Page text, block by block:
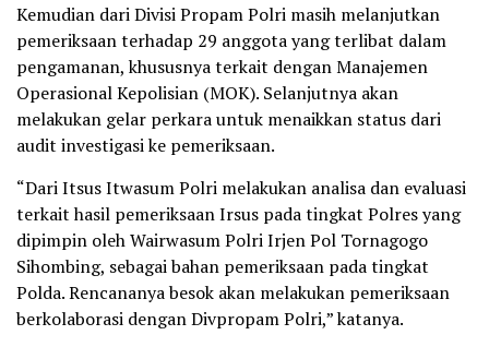
Kemudian dari Divisi Propam Polri masih melanjutkan
pemeriksaan terhadap 29 anggota yang terlibat dalam
pengamanan, khususnya terkait dengan Manajemen
Operasional Kepolisian (MOK). Selanjutnya akan
melakukan gelar perkara untuk menaikkan status dari
audit investigasi ke pemeriksaan.
“Dari Itsus Itwasum Polri melakukan analisa dan evaluasi
terkait hasil pemeriksaan Irsus pada tingkat Polres yang
dipimpin oleh Wairwasum Polri Irjen Pol Tornagogo
Sihombing, sebagai bahan pemeriksaan pada tingkat
Polda. Rencananya besok akan melakukan pemeriksaan
berkolaborasi dengan Divpropam Polri,” katanya.